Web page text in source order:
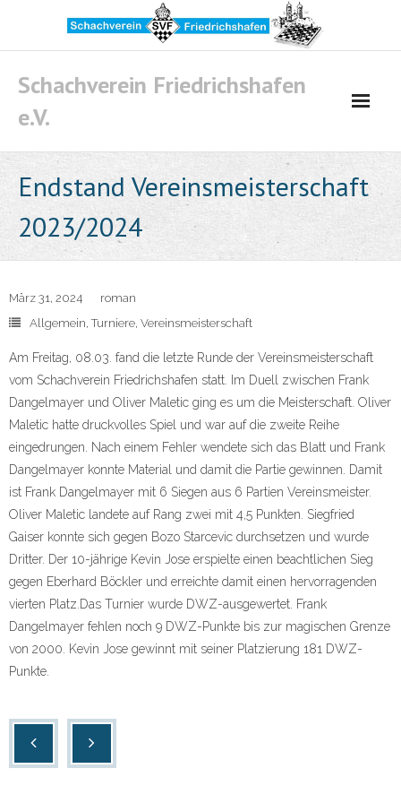
content
Schachverein Friedrichshafen
e.V.
Endstand Vereinsmeisterschaft
2023/2024
März 31, 2024
roman
Allgemein,Turniere, Vereinsmeisterschaft
Am Freitag, 08.03. fand die letzte Runde der Vereinsmeisterschaft
vom Schachverein Friedrichshafen statt. Im Duell zwischen Frank
Dangelmayer und Oliver Maletic ging es um die Meisterschaft. Oliver
Maletic hatte druckvolles Spiel und war auf die zweite Reihe
eingedrungen. Nach einem Fehler wendete sich das Blatt und Frank
Dangelmayer konnte Material und damit die Partie gewinnen. Damit
ist Frank Dangelmayer mit 6 Siegen aus 6 Partien Vereinsmeister.
Oliver Maletic landete auf Rang zwei mit 4,5 Punkten. Siegfried
Gaiser konnte sich gegen Bozo Starcevic durchsetzen und wurde
Dritter. Der 10-jährige Kevin Jose erspielte einen beachtlichen Sieg
gegen Eberhard Böckler und erreichte damit einen hervorragenden
vierten Platz.Das Turnier wurde DWZ-ausgewertet. Frank
Dangelmayer fehlen noch 9 DWZ-Punkte bis zur magischen Grenze
von 2000. Kevin Jose gewinnt mit seiner Platzierung 181 DWZ-
Punkte.